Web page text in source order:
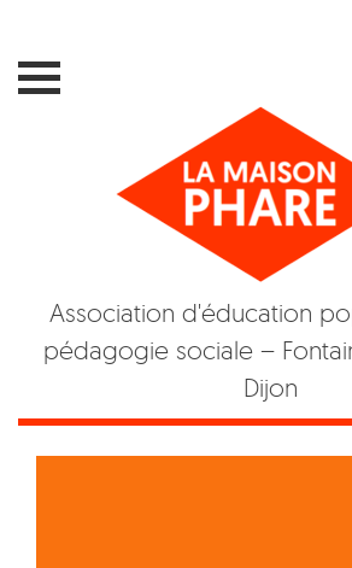
Association d'éducation
pédagogie sociale –
Dijon